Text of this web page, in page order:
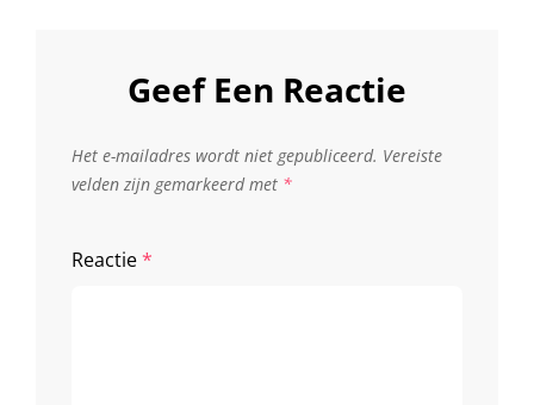
Geef Een Reactie
Het e-mailadres wordt niet gepubliceerd. Vereiste
velden zijn gemarkeerd met *
Reactie*